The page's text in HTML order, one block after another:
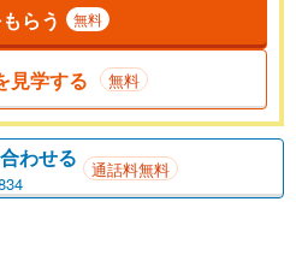
らう 無料
見学する 無料
わせる 通話料無料